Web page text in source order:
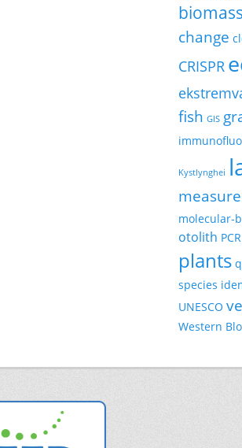
biomass
change
CRISPR
fish GIS
Kystlynghei
molecular-
otolith PCR
plants
species
UNESCO
Western